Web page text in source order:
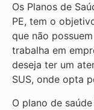
Os Planos de
PE, tem o
que não
trabalha em
deseja ter um
SUS, onde opta
O plano de